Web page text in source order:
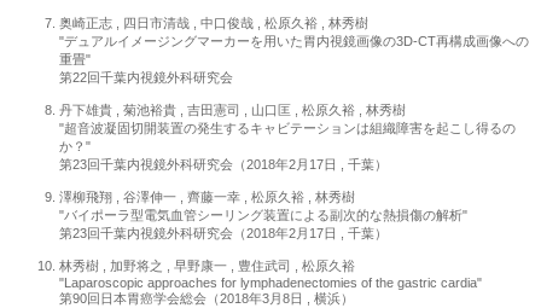
奥崎正志 , 四日市清哉 , 中口俊哉 , 松原久裕 , 林秀樹
"デュアルイメージングマーカーを用いた胃内視鏡画像の3D-CT再構成画像への
重畳"
第22回千葉内視鏡外科研究会
丹下雄貴 , 菊池裕貴 , 吉田憲司 , 山口匡 , 松原久裕 , 林秀樹
"超音波凝固切開装置の発生するキャビテーションは組織障害を起こし得るの
か？"
第23回千葉内視鏡外科研究会（2018年2月17日 , 千葉）
澤柳飛翔 , 谷澤伸一 , 齊藤一幸 , 松原久裕 , 林秀樹
"バイポーラ型電気血管シーリング装置による副次的な熱損傷の解析"
第23回千葉内視鏡外科研究会（2018年2月17日 , 千葉）
林秀樹 , 加野将之 , 早野康一 , 豊住武司 , 松原久裕
"Laparoscopic approaches for lymphadenectomies of the gastric cardia"
第90回日本胃癌学会総会（2018年3月8日 , 横浜）